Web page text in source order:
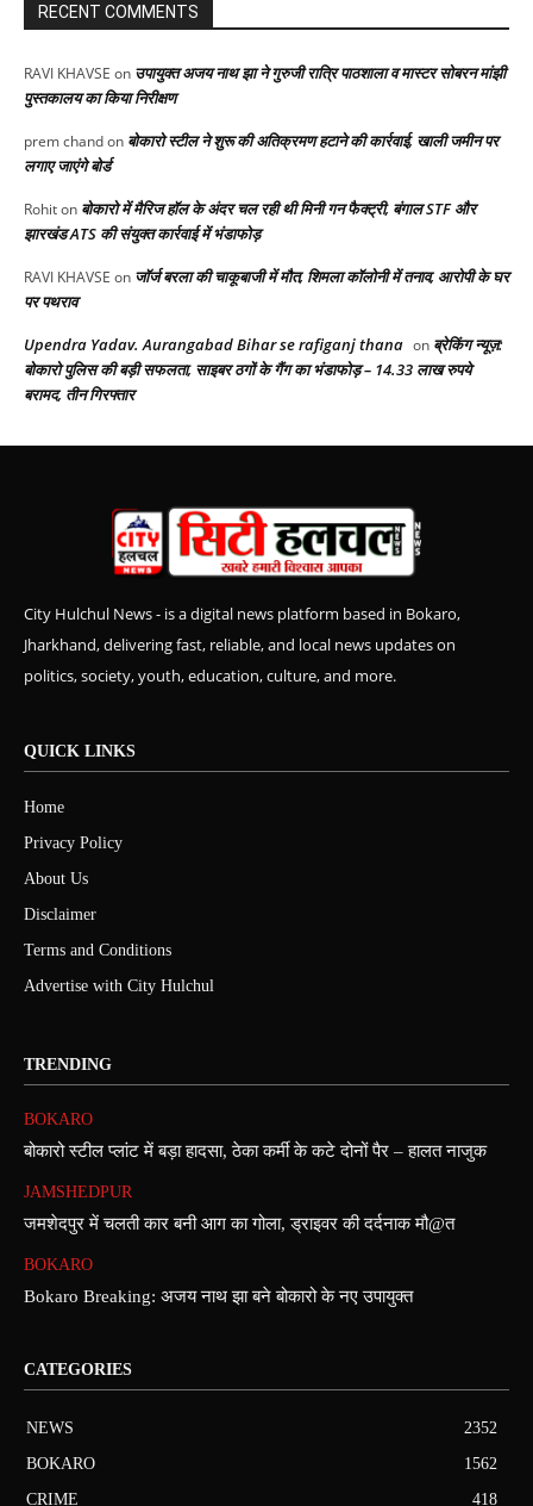
RECENT COMMENTS
RAVI KHAVSE on उपायुक्त अजय नाथ झा ने गुरुजी रात्रि पाठशाला व मास्टर सोबरन मांझी
पुस्तकालय का किया निरीक्षण
prem chandon बोकारो स्टील ने शुरू की अतिक्रमण हटाने की कार्रवाई, खाली जमीन पर
लगाए जाएंगे बोर्ड
Rohiton बोकारो में मैरिज हॉल के अंदर चल रही थी मिनी गन फैक्ट्री, बंगाल STF और
झारखंड ATS की संयुक्त कार्रवाई में भंडाफोड़
RAVI KHAVSE on जॉर्ज बरला की चाकूबाजी में मौत, शिमला कॉलोनी में तनाव, आरोपी के घर
पर पथराव
Upendra Yadav. Aurangabad Bihar se rafiganj thana on ब्रेकिंग न्यूज़:
बोकारो पुलिस की बड़ी सफलता, साइबर ठगों के गैंग का भंडाफोड़ – 14.33 लाख रुपये
बरामद, तीन गिरफ्तार
City Hulchul News - is a digital news platform based in Bokaro,
Jharkhand, delivering fast, reliable, and local news updates on
politics, society, youth, education, culture, and more.
QUICK LINKS
Home
Privacy Policy
About Us
Disclaimer
Terms and Conditions
Advertise with City Hulchul
TRENDING
BOKARO
बोकारो स्टील प्लांट में बड़ा हादसा, ठेका कर्मी के कटे दोनों पैर – हालत नाजुक
JAMSHEDPUR
जमशेदपुर में चलती कार बनी आग का गोला, ड्राइवर की दर्दनाक मौ@त
BOKARO
Bokaro Breaking: अजय नाथ झा बने बोकारो के नए उपायुक्त
CATEGORIES
NEWS
2352
BOKARO
1562
CRIME
418